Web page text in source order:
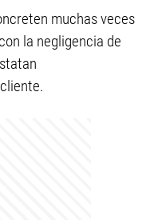
muchas veces
la negligencia de